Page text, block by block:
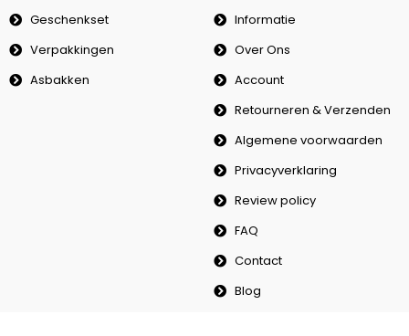
Geschenkset
Verpakkingen
Asbakken
Informatie
Over Ons
Account
Retourneren & Verzenden
Algemene voorwaarden
Privacyverklaring
Review policy
FAQ
Contact
Blog